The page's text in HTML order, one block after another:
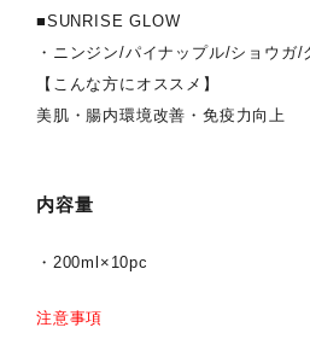
■SUNRISE GLOW
・ニンジン/パイナップル/ショウガ/
【こんな方にオススメ】
美肌・腸内環境改善・免疫力向上
内容量
・200ml×10pc
注意事項